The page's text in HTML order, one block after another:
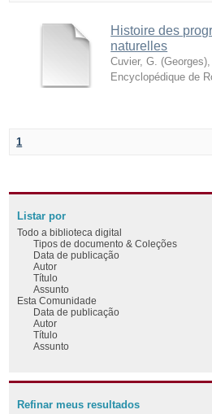
Histoire des
naturelles
Cuvier, G.
Encyclopédique de
1
Listar por
Todo a biblioteca digital
Tipos de documento & Coleções
Data de publicação
Autor
Título
Assunto
Esta Comunidade
Data de publicação
Autor
Título
Assunto
Refinar meus resultados